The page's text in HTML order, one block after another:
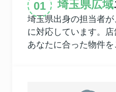
埼玉県広域
埼玉県出身の担当者
に対応しています。店
あなたに合った物件を